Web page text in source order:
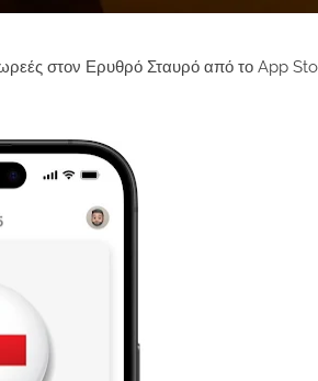
στον Ερυθρό Σταυρό από το App